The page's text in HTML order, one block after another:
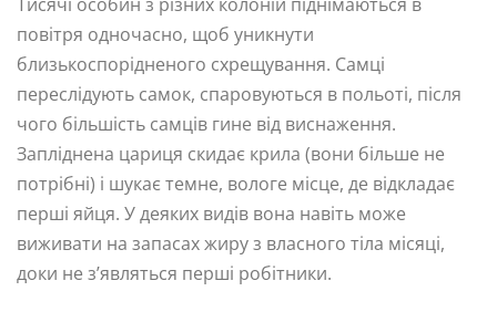
Тисячі особин з різних колоній піднімаються в
повітря одночасно, щоб уникнути
близькоспорідненого схрещування. Самці
переслідують самок, спаровуються в польоті, після
чого більшість самців гине від виснаження.
Запліднена цариця скидає крила (вони більше не
потрібні) і шукає темне, вологе місце, де відкладає
перші яйця. У деяких видів вона навіть може
виживати на запасах жиру з власного тіла місяці,
доки не з’являться перші робітники.